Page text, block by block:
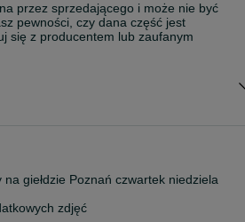
przez sprzedającego i może nie być
pewności, czy dana część jest
się z producentem lub zaufanym
giełdzie Poznań czwartek niedziela
zdjęć